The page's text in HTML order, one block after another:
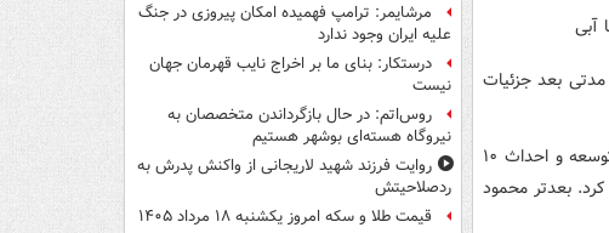
بعد جزئیات
سازمان انرژی‌های تجدیدپذیر و بهره‌وری انرژی برق (ساتبا)، به‌منظور توسعه و احداث ۱۰
بعدتر محمود
مرشایمر: ترامپ فهمیده امکان پیروزی در جنگ
علیه ایران وجود ندارد
درستکار: بنای ما بر اخراج نایب قهرمان جهان
نیست
روس‌اتم: در حال بازگرداندن متخصصان به
نیروگاه هسته‌ای بوشهر هستیم
روایت فرزند شهید لاریجانی از واکنش پدرش به
ردصلاحیتش
قیمت طلا و سکه امروز یکشنبه ۱۸ مرداد ۱۴۰۵